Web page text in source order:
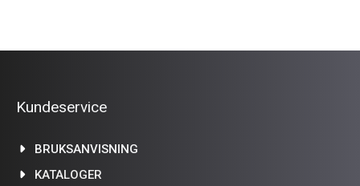
Kundeservice
BRUKSANVISNING
KATALOGER